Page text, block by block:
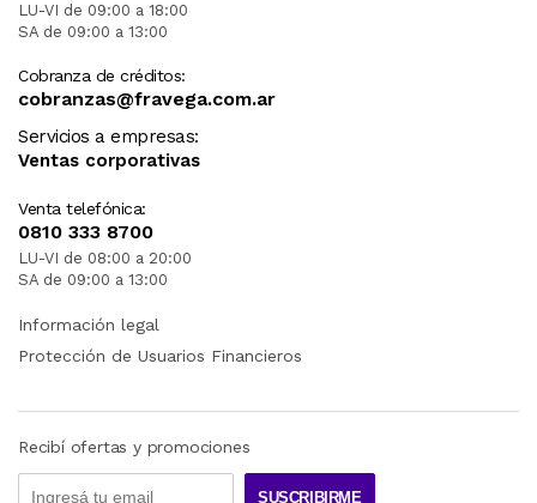
LU-VI de 09:00 a 18:00
SA de 09:00 a 13:00
Cobranza de créditos:
cobranzas@fravega.com.ar
Servicios a empresas:
Ventas corporativas
Venta telefónica:
0810 333 8700
LU-VI de 08:00 a 20:00
SA de 09:00 a 13:00
Información legal
Protección de Usuarios Financieros
Recibí ofertas y promociones
SUSCRIBIRME